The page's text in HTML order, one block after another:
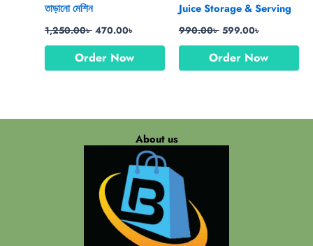
তাড়ানো মেশিন
1,250.00৳ 470.00৳
Order Now
Juice Storage & Serving
990.00৳ 599.00৳
Order Now
About us